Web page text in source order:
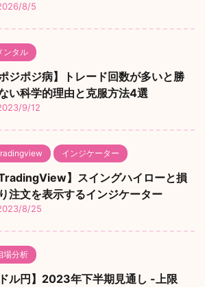
8/5
ンタル
ポジポジ病】トレード回数が多いと勝
い科学的理由と克服方法4選
9/12
インジケーター
TradingView】スイングハイローと損
注文を表示するインジケーター
8/25
場分析
ドル円】2023年下半期見通し -上限